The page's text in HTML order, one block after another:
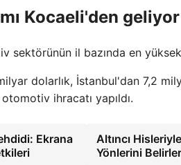
Kocaeli'den geliyor
sektörünün il bazında en
dolarlık, İstanbul'dan 7,2
ihracatı yapıldı.
Ekrana
Altıncı
Yönlerini